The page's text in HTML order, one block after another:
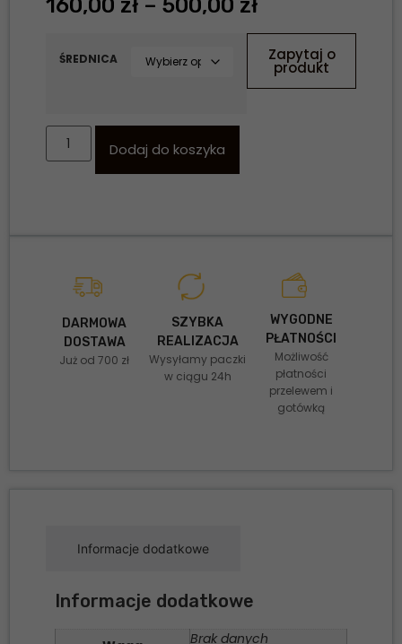
160,00 zł – 500,00 zł
ŚREDNICA
Dodaj do koszyka
Zapytaj o
produkt
DARMOWA
DOSTAWA
Już od 700 zł
SZYBKA
REALIZACJA
Wysyłamy paczki
w ciągu 24h
WYGODNE
PŁATNOŚCI
Możliwość
płatności
przelewem i
gotówką
Informacje dodatkowe
Informacje dodatkowe
Brak danych